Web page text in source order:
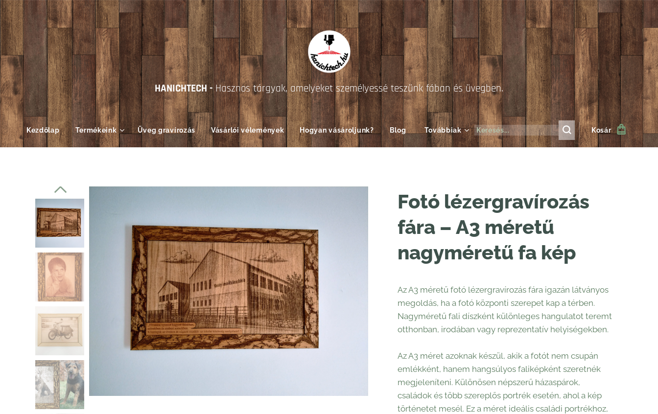
HANICHTECH -Hasznos tárgyak, amelyeket személyessé teszünk fában és üvegben.
Kezdőlap Termékeink Üveg gravírozás Vásárlói vélemények Hogyan vásároljunk? Blog Továbbiak Kosár
Fotó lézergravírozás
fára – A3 méretű
nagyméretű fa kép
Az A3 méretű fotó lézergravírozás fára igazán látványos
megoldás, ha a fotó központi szerepet kap a térben.
Nagyméretű fali díszként különleges hangulatot teremt
otthonban, irodában vagy reprezentatív helyiségekben.
Az A3 méret azoknak készül, akik a fotót nem csupán
emlékként, hanem hangsúlyos faliképként szeretnék
megjeleníteni. Különösen népszerű házaspárok,
családok és több szereplős portrék esetén, ahol a kép
történetet mesél. Ez a méret ideális családi portrékhoz,